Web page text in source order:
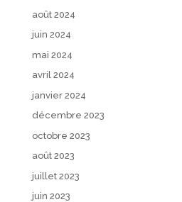
août 2024
juin 2024
mai 2024
avril 2024
janvier 2024
décembre 2023
octobre 2023
août 2023
juillet 2023
juin 2023